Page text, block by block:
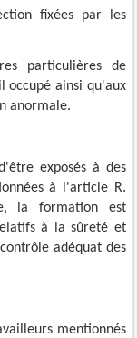
fixées par les
particulières de
occupé ainsi qu'aux
anormale.
exposés à des
à l'article R.
la formation est
à la sûreté et
adéquat des
mentionnés